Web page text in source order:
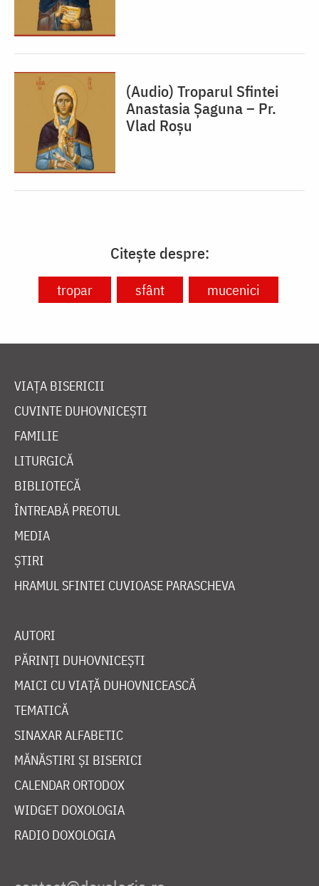
(Audio) Troparul Sfintei
Anastasia Șaguna – Pr.
Vlad Roșu
Citește despre:
tropar sfânt mucenici
VIAȚA BISERICII
CUVINTE DUHOVNICEȘTI
FAMILIE
LITURGICĂ
BIBLIOTECĂ
ÎNTREABĂ PREOTUL
MEDIA
ȘTIRI
HRAMUL SFINTEI CUVIOASE PARASCHEVA
AUTORI
PĂRINȚI DUHOVNICEȘTI
MAICI CU VIAȚĂ DUHOVNICEASCĂ
TEMATICĂ
SINAXAR ALFABETIC
MĂNĂSTIRI ȘI BISERICI
CALENDAR ORTODOX
WIDGET DOXOLOGIA
RADIO DOXOLOGIA